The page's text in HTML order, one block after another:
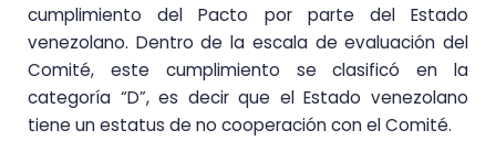
cumplimiento del Pacto por parte del Estado
venezolano. Dentro de la escala de evaluación del
Comité, este cumplimiento se clasificó en la
categoría “D”, es decir que el Estado venezolano
tiene un estatus de no cooperación con el Comité.